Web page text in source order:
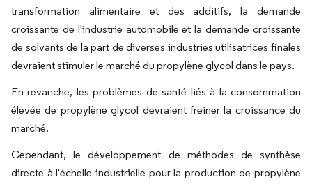
transformation alimentaire et des additifs, la demande
croissante de l'industrie automobile et la demande croissante
de solvants de la part de diverses industries utilisatrices finales
devraient stimuler le marché du propylène glycol dans le pays.
En revanche, les problèmes de santé liés à la consommation
élevée de propylène glycol devraient freiner la croissance du
marché.
Cependant, le développement de méthodes de synthèse
directe à l'échelle industrielle pour la production de propylène